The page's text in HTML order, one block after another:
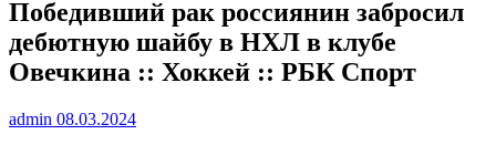
Победивший рак россиянин забросил
дебютную шайбу в НХЛ в клубе
Овечкина :: Хоккей :: РБК Спорт
admin 08.03.2024